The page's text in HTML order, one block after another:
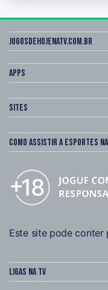
Jogosdehojenatv.com.br
Apps
Sites
Como assistir a esportes na
Este site pode conter
Ligas na TV